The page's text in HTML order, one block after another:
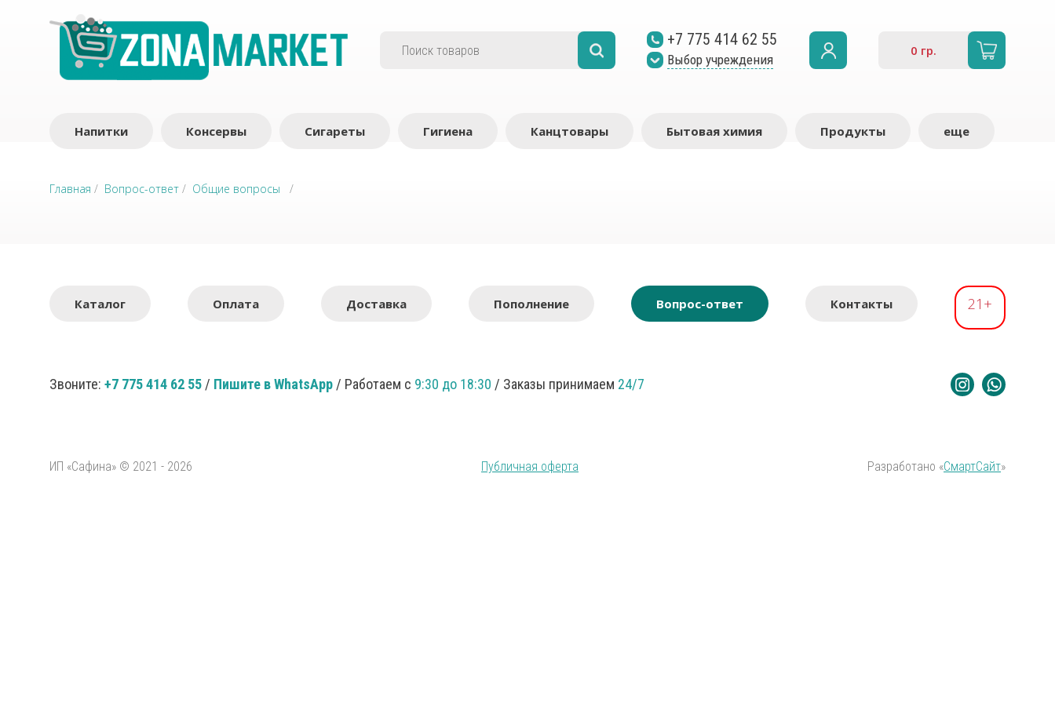
+7 775 414 62 55
Выбор учреждения
0 гр.
Напитки Консервы Сигареты Гигиена Канцтовары Бытовая химия Продукты еще
Главная / Вопрос-ответ / Общие вопросы /
Каталог Оплата Доставка Пополнение Вопрос-ответ Контакты 21+
Звоните: +7 775 414 62 55 / Пишите в WhatsApp / Работаем с 9:30 до 18:30 / Заказы принимаем 24/7
ИП «Сафина» © 2021 - 2026 Публичная оферта Разработано «СмартСайт»